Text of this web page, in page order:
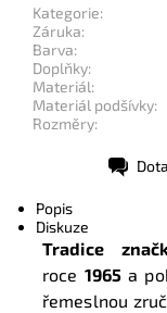
Kategorie:
Záruka:
Barva:
Doplňky:
Materiál:
Materiál podšívky:
Rozměry:
Popis
Diskuze
Tradice
roce 1965a
řemeslnou